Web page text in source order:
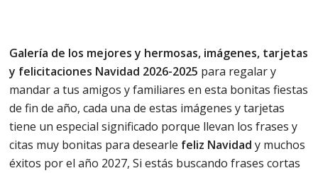
Galería de los mejores y hermosas, imágenes, tarjetas
y felicitaciones Navidad 2026-2025 para regalar y
mandar a tus amigos y familiares en esta bonitas fiestas
de fin de año, cada una de estas imágenes y tarjetas
tiene un especial significado porque llevan los frases y
citas muy bonitas para desearle feliz Navidad y muchos
éxitos por el año 2027, Si estás buscando frases cortas